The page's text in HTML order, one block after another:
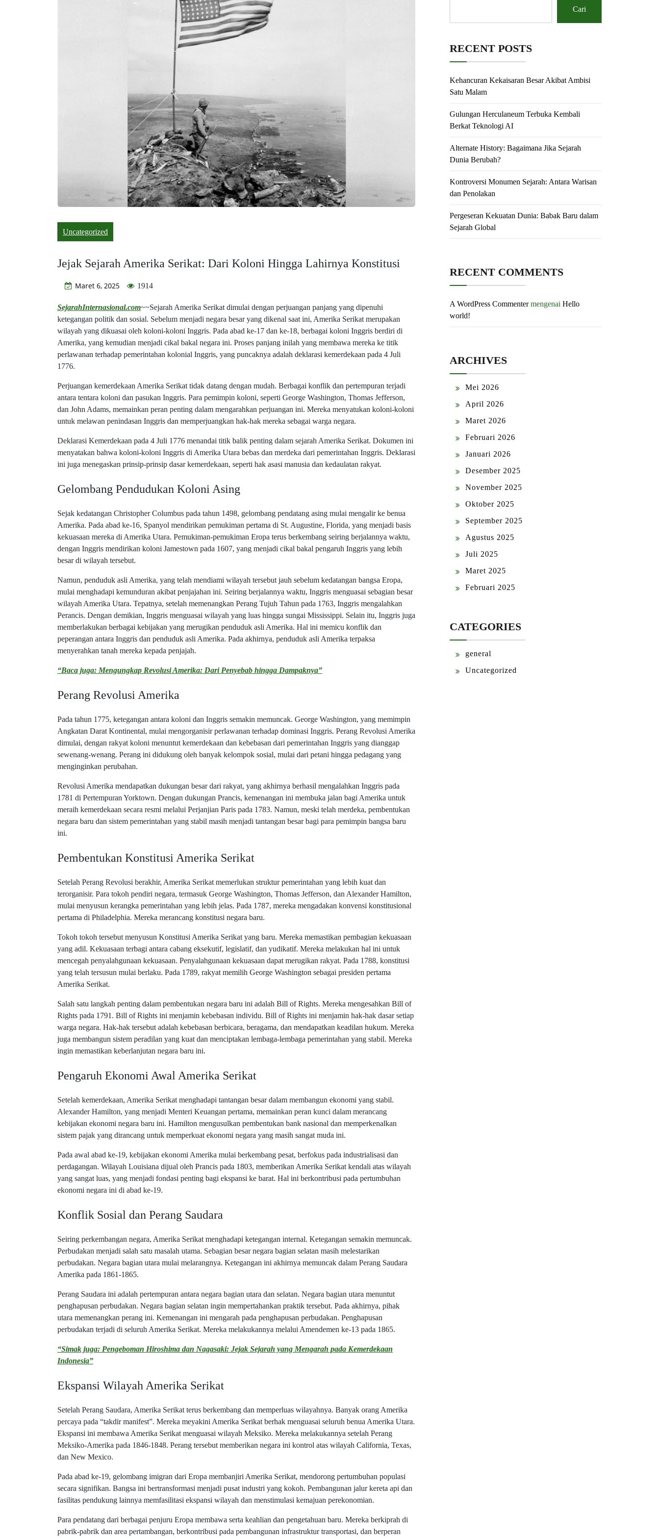
Uncategorized
Jejak Sejarah Amerika Serikat: Dari Koloni Hingga Lahirnya Konstitusi
Maret 6, 2025 1914
SejarahInternasional.com~~Sejarah Amerika Serikat dimulai dengan perjuangan panjang yang dipenuhi
ketegangan politik dan sosial. Sebelum menjadi negara besar yang dikenal saat ini, Amerika Serikat merupakan
wilayah yang dikuasai oleh koloni-koloni Inggris. Pada abad ke-17 dan ke-18, berbagai koloni Inggris berdiri di
Amerika, yang kemudian menjadi cikal bakal negara ini. Proses panjang inilah yang membawa mereka ke titik
perlawanan terhadap pemerintahan kolonial Inggris, yang puncaknya adalah deklarasi kemerdekaan pada 4 Juli
1776.
Perjuangan kemerdekaan Amerika Serikat tidak datang dengan mudah. Berbagai konflik dan pertempuran terjadi
antara tentara koloni dan pasukan Inggris. Para pemimpin koloni, seperti George Washington, Thomas Jefferson,
dan John Adams, memainkan peran penting dalam mengarahkan perjuangan ini. Mereka menyatukan koloni-koloni
untuk melawan penindasan Inggris dan memperjuangkan hak-hak mereka sebagai warga negara.
Deklarasi Kemerdekaan pada 4 Juli 1776 menandai titik balik penting dalam sejarah Amerika Serikat. Dokumen ini
menyatakan bahwa koloni-koloni Inggris di Amerika Utara bebas dan merdeka dari pemerintahan Inggris. Deklarasi
ini juga menegaskan prinsip-prinsip dasar kemerdekaan, seperti hak asasi manusia dan kedaulatan rakyat.
Gelombang Pendudukan Koloni Asing
Sejak kedatangan Christopher Columbus pada tahun 1498, gelombang pendatang asing mulai mengalir ke benua
Amerika. Pada abad ke-16, Spanyol mendirikan pemukiman pertama di St. Augustine, Florida, yang menjadi basis
kekuasaan mereka di Amerika Utara. Pemukiman-pemukiman Eropa terus berkembang seiring berjalannya waktu,
dengan Inggris mendirikan koloni Jamestown pada 1607, yang menjadi cikal bakal pengaruh Inggris yang lebih
besar di wilayah tersebut.
Namun, penduduk asli Amerika, yang telah mendiami wilayah tersebut jauh sebelum kedatangan bangsa Eropa,
mulai menghadapi kemunduran akibat penjajahan ini. Seiring berjalannya waktu, Inggris menguasai sebagian besar
wilayah Amerika Utara. Tepatnya, setelah memenangkan Perang Tujuh Tahun pada 1763, Inggris mengalahkan
Perancis. Dengan demikian, Inggris menguasai wilayah yang luas hingga sungai Mississippi. Selain itu, Inggris juga
memberlakukan berbagai kebijakan yang merugikan penduduk asli Amerika. Hal ini memicu konflik dan
peperangan antara Inggris dan penduduk asli Amerika. Pada akhirnya, penduduk asli Amerika terpaksa
menyerahkan tanah mereka kepada penjajah.
“Baca juga: Mengungkap Revolusi Amerika: Dari Penyebab hingga Dampaknya”
Perang Revolusi Amerika
Pada tahun 1775, ketegangan antara koloni dan Inggris semakin memuncak. George Washington, yang memimpin
Angkatan Darat Kontinental, mulai mengorganisir perlawanan terhadap dominasi Inggris. Perang Revolusi Amerika
dimulai, dengan rakyat koloni menuntut kemerdekaan dan kebebasan dari pemerintahan Inggris yang dianggap
sewenang-wenang. Perang ini didukung oleh banyak kelompok sosial, mulai dari petani hingga pedagang yang
menginginkan perubahan.
Revolusi Amerika mendapatkan dukungan besar dari rakyat, yang akhirnya berhasil mengalahkan Inggris pada
1781 di Pertempuran Yorktown. Dengan dukungan Prancis, kemenangan ini membuka jalan bagi Amerika untuk
meraih kemerdekaan secara resmi melalui Perjanjian Paris pada 1783. Namun, meski telah merdeka, pembentukan
negara baru dan sistem pemerintahan yang stabil masih menjadi tantangan besar bagi para pemimpin bangsa baru
ini.
Pembentukan Konstitusi Amerika Serikat
Setelah Perang Revolusi berakhir, Amerika Serikat memerlukan struktur pemerintahan yang lebih kuat dan
terorganisir. Para tokoh pendiri negara, termasuk George Washington, Thomas Jefferson, dan Alexander Hamilton,
mulai menyusun kerangka pemerintahan yang lebih jelas. Pada 1787, mereka mengadakan konvensi konstitusional
pertama di Philadelphia. Mereka merancang konstitusi negara baru.
Tokoh tokoh tersebut menyusun Konstitusi Amerika Serikat yang baru. Mereka memastikan pembagian kekuasaan
yang adil. Kekuasaan terbagi antara cabang eksekutif, legislatif, dan yudikatif. Mereka melakukan hal ini untuk
mencegah penyalahgunaan kekuasaan. Penyalahgunaan kekuasaan dapat merugikan rakyat. Pada 1788, konstitusi
yang telah tersusun mulai berlaku. Pada 1789, rakyat memilih George Washington sebagai presiden pertama
Amerika Serikat.
Salah satu langkah penting dalam pembentukan negara baru ini adalah Bill of Rights. Mereka mengesahkan Bill of
Rights pada 1791. Bill of Rights ini menjamin kebebasan individu. Bill of Rights ini menjamin hak-hak dasar setiap
warga negara. Hak-hak tersebut adalah kebebasan berbicara, beragama, dan mendapatkan keadilan hukum. Mereka
juga membangun sistem peradilan yang kuat dan menciptakan lembaga-lembaga pemerintahan yang stabil. Mereka
ingin memastikan keberlanjutan negara baru ini.
Pengaruh Ekonomi Awal Amerika Serikat
Setelah kemerdekaan, Amerika Serikat menghadapi tantangan besar dalam membangun ekonomi yang stabil.
Alexander Hamilton, yang menjadi Menteri Keuangan pertama, memainkan peran kunci dalam merancang
kebijakan ekonomi negara baru ini. Hamilton mengusulkan pembentukan bank nasional dan memperkenalkan
sistem pajak yang dirancang untuk memperkuat ekonomi negara yang masih sangat muda ini.
Pada awal abad ke-19, kebijakan ekonomi Amerika mulai berkembang pesat, berfokus pada industrialisasi dan
perdagangan. Wilayah Louisiana dijual oleh Prancis pada 1803, memberikan Amerika Serikat kendali atas wilayah
yang sangat luas, yang menjadi fondasi penting bagi ekspansi ke barat. Hal ini berkontribusi pada pertumbuhan
ekonomi negara ini di abad ke-19.
Konflik Sosial dan Perang Saudara
Seiring perkembangan negara, Amerika Serikat menghadapi ketegangan internal. Ketegangan semakin memuncak.
Perbudakan menjadi salah satu masalah utama. Sebagian besar negara bagian selatan masih melestarikan
perbudakan. Negara bagian utara mulai melarangnya. Ketegangan ini akhirnya memuncak dalam Perang Saudara
Amerika pada 1861-1865.
Perang Saudara ini adalah pertempuran antara negara bagian utara dan selatan. Negara bagian utara menuntut
penghapusan perbudakan. Negara bagian selatan ingin mempertahankan praktik tersebut. Pada akhirnya, pihak
utara memenangkan perang ini. Kemenangan ini mengarah pada penghapusan perbudakan. Penghapusan
perbudakan terjadi di seluruh Amerika Serikat. Mereka melakukannya melalui Amendemen ke-13 pada 1865.
“Simak juga: Pengeboman Hiroshima dan Nagasaki: Jejak Sejarah yang Mengarah pada Kemerdekaan
Indonesia”
Ekspansi Wilayah Amerika Serikat
Setelah Perang Saudara, Amerika Serikat terus berkembang dan memperluas wilayahnya. Banyak orang Amerika
percaya pada “takdir manifest”. Mereka meyakini Amerika Serikat berhak menguasai seluruh benua Amerika Utara.
Ekspansi ini membawa Amerika Serikat menguasai wilayah Meksiko. Mereka melakukannya setelah Perang
Meksiko-Amerika pada 1846-1848. Perang tersebut memberikan negara ini kontrol atas wilayah California, Texas,
dan New Mexico.
Pada abad ke-19, gelombang imigran dari Eropa membanjiri Amerika Serikat, mendorong pertumbuhan populasi
secara signifikan. Bangsa ini bertransformasi menjadi pusat industri yang kokoh. Pembangunan jalur kereta api dan
fasilitas pendukung lainnya memfasilitasi ekspansi wilayah dan menstimulasi kemajuan perekonomian.
Para pendatang dari berbagai penjuru Eropa membawa serta keahlian dan pengetahuan baru. Mereka berkiprah di
pabrik-pabrik dan area pertambangan, berkontribusi pada pembangunan infrastruktur transportasi, dan berperan
Cari
RECENT POSTS
Kehancuran Kekaisaran Besar Akibat Ambisi
Satu Malam
Gulungan Herculaneum Terbuka Kembali
Berkat Teknologi AI
Alternate History: Bagaimana Jika Sejarah
Dunia Berubah?
Kontroversi Monumen Sejarah: Antara Warisan
dan Penolakan
Pergeseran Kekuatan Dunia: Babak Baru dalam
Sejarah Global
RECENT COMMENTS
A WordPress Commentermengenai Hello
world!
ARCHIVES
Mei 2026
April 2026
Maret 2026
Februari 2026
Januari 2026
Desember 2025
November 2025
Oktober 2025
September 2025
Agustus 2025
Juli 2025
Maret 2025
Februari 2025
CATEGORIES
general
Uncategorized